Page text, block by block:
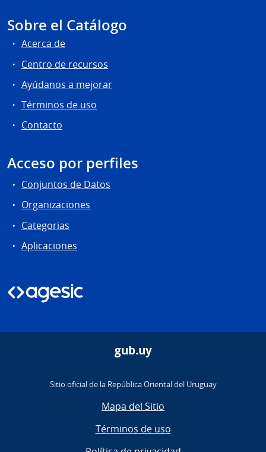
Sobre el Catálogo
Acerca de
Centro de recursos
Ayúdanos a mejorar
Términos de uso
Contacto
Acceso por perfiles
Conjuntos de Datos
Organizaciones
Categorias
Aplicaciones
gub.uy
Sitio oficial de la República Oriental del Uruguay
Mapa del Sitio
Términos de uso